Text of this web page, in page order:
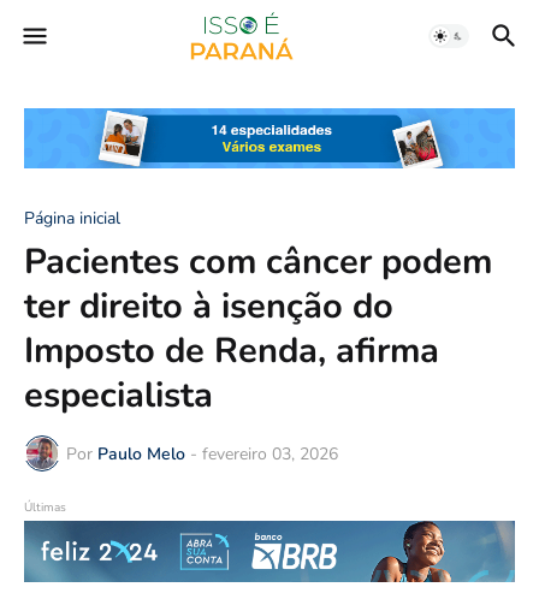
Página inicial
Pacientes com câncer podem
ter direito à isenção do
Imposto de Renda, afirma
especialista
Por Paulo Melo - fevereiro 03, 2026
Últimas